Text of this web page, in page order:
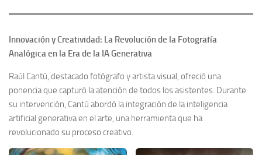
Innovación y Creatividad: La Revolución de la Fotografía
Analógica en la Era de la IA Generativa
Raúl Cantú, destacado fotógrafo y artista visual, ofreció una
ponencia que capturó la atención de todos los asistentes. Durante
su intervención, Cantú abordó la integración de la inteligencia
artificial generativa en el arte, una herramienta que ha
revolucionado su proceso creativo.